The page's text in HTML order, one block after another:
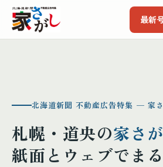
最新
北海道新聞 不動産広告特集 ─ 家
札幌・道央の家さ
紙面とウェブでまる